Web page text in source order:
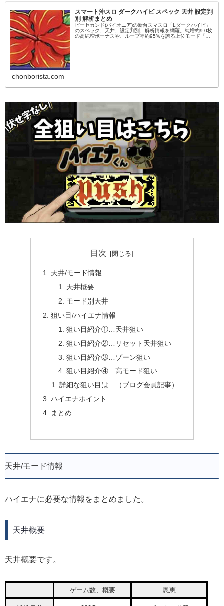
スマート沖スロ ダークハイビ スペック 天井 設定判
別 解析まとめ
ピーセカンド(パイオニア)の新台スマスロ「Lダークハイビ」
のスペック、天井、設定判別、解析情報を網羅。純増約9.0枚
の高純増ボーナスや、ループ率約95%を誇る上位モード「ダ
chonborista.com
目次
天井/モード情報
天井概要
モード別天井
狙い目/ハイエナ情報
狙い目紹介①…天井狙い
狙い目紹介②…リセット天井狙い
狙い目紹介③…ゾーン狙い
狙い目紹介④…高モード狙い
詳細な狙い目は…（ブログ会員記事）
ハイエナポイント
まとめ
天井/モード情報
ハイエナに必要な情報をまとめました。
天井概要
天井概要です。
ゲーム数、概要 恩恵